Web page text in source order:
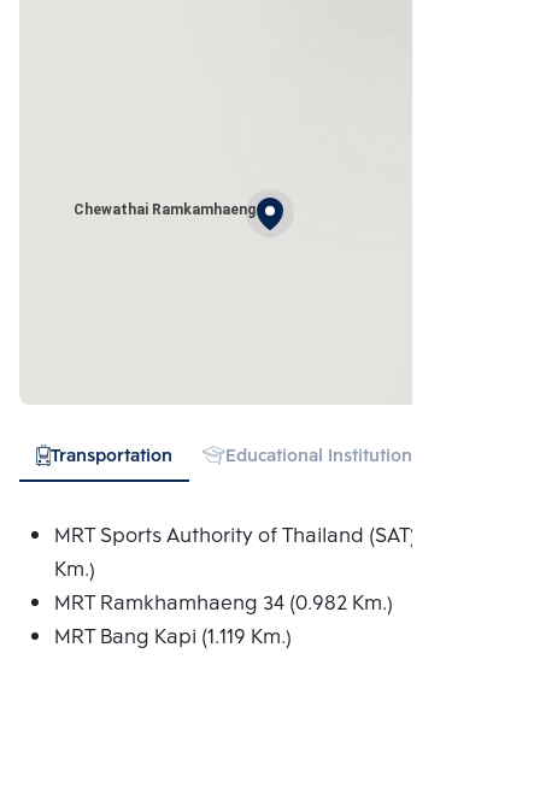
Chewathai Ramkamhaeng
Transportation Educational Institution
MRT Sports Authority of Thailand (SAT) (0.692
Km.)
MRT Ramkhamhaeng 34 (0.982 Km.)
MRT Bang Kapi (1.119 Km.)